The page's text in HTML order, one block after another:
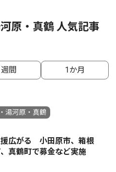
原・真鶴 人気記事
間 1か月
湯河原・真鶴
広がる 小田原市、箱根
真鶴町で募金など実施